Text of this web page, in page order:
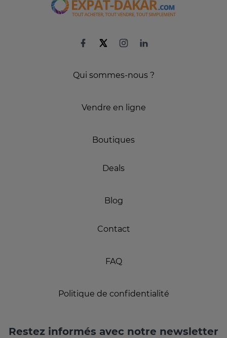
Qui sommes-nous ?
Vendre en ligne
Boutiques
Deals
Blog
Contact
FAQ
Politique de confidentialité
Restez informés avec notre newsletter